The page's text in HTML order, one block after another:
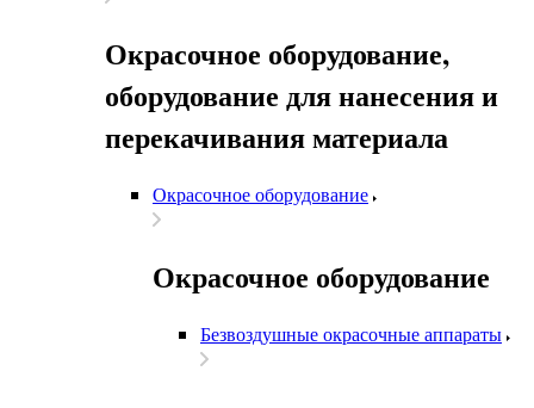
Окрасочное оборудование,
оборудование для нанесения и
перекачивания материала
Окрасочное оборудование
Окрасочное оборудование
Безвоздушные окрасочные аппараты